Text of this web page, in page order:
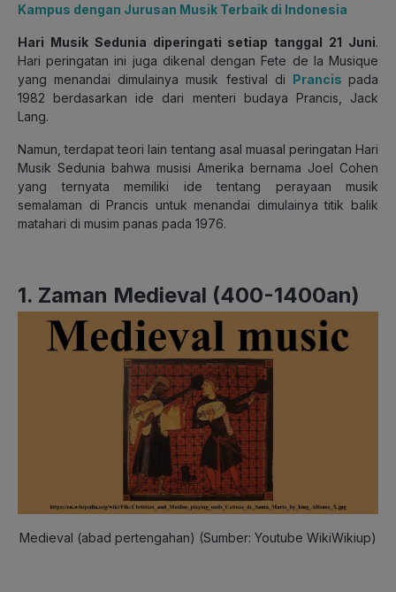
Kampus dengan Jurusan Musik Terbaik di Indonesia
Hari Musik Sedunia diperingati setiap tanggal 21 Juni.
Hari peringatan ini juga dikenal dengan Fete de la Musique
yang menandai dimulainya musik festival di Prancis pada
1982 berdasarkan ide dari menteri budaya Prancis, Jack
Lang.
Namun, terdapat teori lain tentang asal muasal peringatan Hari
Musik Sedunia bahwa musisi Amerika bernama Joel Cohen
yang ternyata memiliki ide tentang perayaan musik
semalaman di Prancis untuk menandai dimulainya titik balik
matahari di musim panas pada 1976.
1. Zaman Medieval (400-1400an)
Medieval (abad pertengahan) (Sumber: Youtube WikiWikiup)